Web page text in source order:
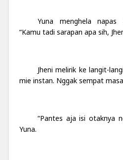
Yuna menghela napas
“Kamu tadi sarapan apa sih,
Jheni melirik ke langit-
mie instan. Nggak sempat
“Pantes aja isi otaknya
Yuna.